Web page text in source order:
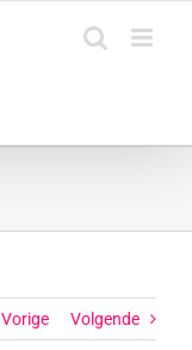
Vorige Volgende